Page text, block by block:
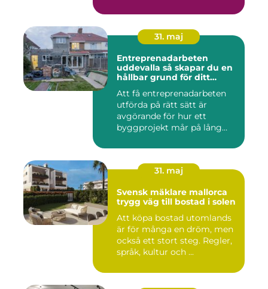
31. maj
Entreprenadarbeten
uddevalla så skapar du en
hållbar grund för ditt
Att få entreprenadarbeten
utförda på rätt sätt är
avgörande för hur ett
byggprojekt mår på lång
31. maj
Svensk mäklare mallorca
trygg väg till bostad i solen
Att köpa bostad utomlands
är för många en dröm, men
också ett stort steg. Regler,
språk, kultur och ...